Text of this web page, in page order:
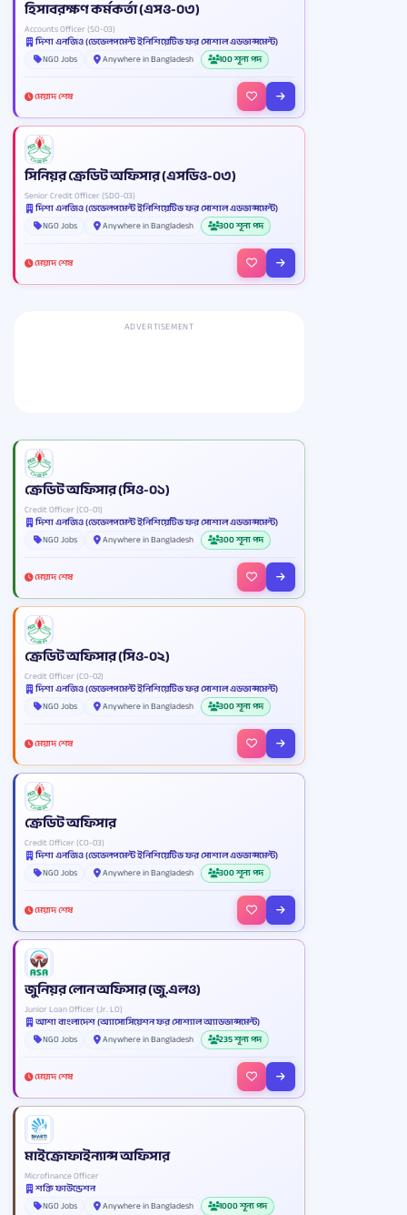
হিসাবরক্ষণ কর্মকর্তা (এসও-০৩)
Accounts Officer (SO-03)
দিশা এনজিও (ডেভেলপমেন্ট ইনিশিয়েটিভ ফর সোশাল এডভান্সমেন্ট)
NGO Jobs
Anywhere in Bangladesh 100 শূন্য পদ
মেয়াদ শেষ
সিনিয়র ক্রেডিট অফিসার (এসডিও-০৩)
Senior Credit Officer (SDO-03)
দিশা এনজিও (ডেভেলপমেন্ট ইনিশিয়েটিভ ফর সোশাল এডভান্সমেন্ট)
NGO Jobs
Anywhere in Bangladesh 300 শূন্য পদ
মেয়াদ শেষ
ADVERTISEMENT
ক্রেডিট অফিসার (সিও-০১)
Credit Officer (CO-01)
দিশা এনজিও (ডেভেলপমেন্ট ইনিশিয়েটিভ ফর সোশাল এডভান্সমেন্ট)
NGO Jobs
Anywhere in Bangladesh 300 শূন্য পদ
মেয়াদ শেষ
ক্রেডিট অফিসার (সিও-০২)
Credit Officer (CO-02)
দিশা এনজিও (ডেভেলপমেন্ট ইনিশিয়েটিভ ফর সোশাল এডভান্সমেন্ট)
NGO Jobs
Anywhere in Bangladesh 300 শূন্য পদ
মেয়াদ শেষ
ক্রেডিট অফিসার
Credit Officer (CO-03)
দিশা এনজিও (ডেভেলপমেন্ট ইনিশিয়েটিভ ফর সোশাল এডভান্সমেন্ট)
NGO Jobs
Anywhere in Bangladesh 300 শূন্য পদ
মেয়াদ শেষ
জুনিয়র লোন অফিসার (জু.এলও)
Junior Loan Officer (Jr. LO)
আশা বাংলাদেশ (অ্যাসোসিয়েশন ফর সোশ্যাল অ্যাডভান্সমেন্ট)
NGO Jobs
Anywhere in Bangladesh 235 শূন্য পদ
মেয়াদ শেষ
মাইক্রোফাইন্যান্স অফিসার
Microfinance Officer
শক্তি ফাউন্ডেশন
NGO Jobs
Anywhere in Bangladesh 1000 শূন্য পদ